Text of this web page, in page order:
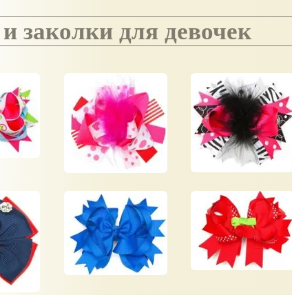
и заколки для девочек